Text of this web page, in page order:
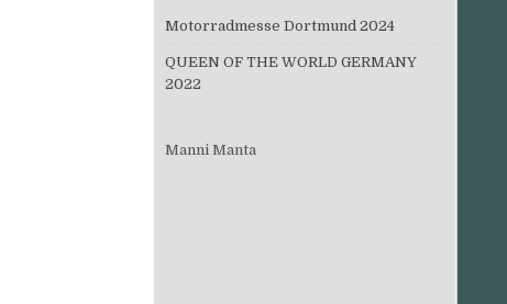
Motorradmesse Dortmund 2024
QUEEN OF THE WORLD GERMANY
2022
Manni Manta